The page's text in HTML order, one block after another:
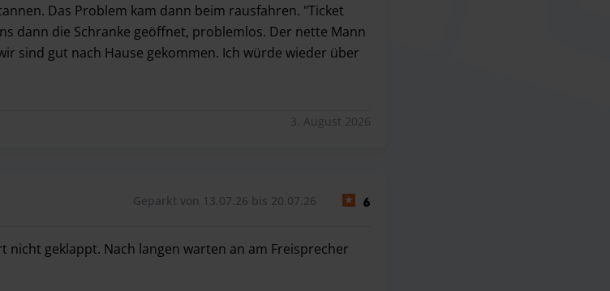
Das Problem kam dann beim rausfahren. "Ticket
dann die Schranke geöffnet, problemlos. Der nette Mann
sind gut nach Hause gekommen. Ich würde wieder über
3. August 2026
Geparkt von 13.07.26 bis 20.07.26 6
nicht geklappt. Nach langen warten an am Freisprecher